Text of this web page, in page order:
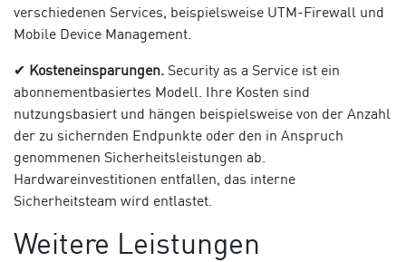
verschiedenen Services, beispielsweise UTM-Firewall und
Mobile Device Management.
✔ Kosteneinsparungen. Security as a Service ist ein
abonnementbasiertes Modell. Ihre Kosten sind
nutzungsbasiert und hängen beispielsweise von der Anzahl
der zu sichernden Endpunkte oder den in Anspruch
genommenen Sicherheitsleistungen ab.
Hardwareinvestitionen entfallen, das interne
Sicherheitsteam wird entlastet.
Weitere Leistungen